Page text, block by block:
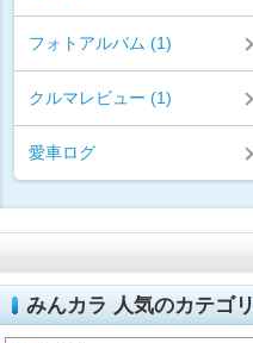
フォトアルバム (1)
クルマレビュー (1)
愛車ログ
みんカラ 人気のカテゴリ